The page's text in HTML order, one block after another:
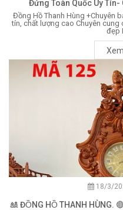
Đứng Toàn Quốc Uy Tín-
Đồng Hồ Thanh Hùng +Chuyên
tín, chất lượng cao Chuyên cung
đẹp
18/3/
🎎 ĐỒNG HỒ THANH HÙNG.